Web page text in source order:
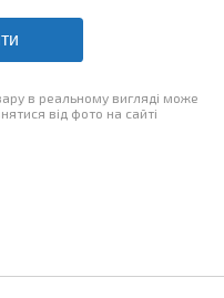
в реальному вигляді може
від фото на сайті